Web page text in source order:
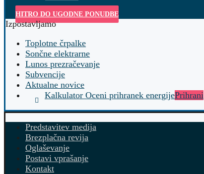
HITRO DO UGODNE PONUDBE
Izpostavljamo
Toplotne črpalke
Sončne elektrarne
Lunos prezračevanje
Subvencije
Aktualne novice
Kalkulator Oceni prihranek energijePrihrani
Predstavitev medija
Brezplačna revija
Oglaševanje
Postavi vprašanje
Kontakt